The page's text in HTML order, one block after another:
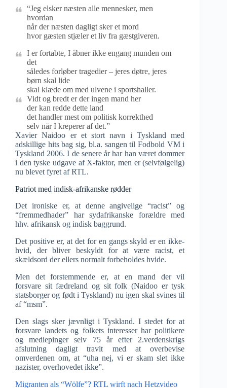
“Jeg elsker næsten alle mennesker, men
hvordan
når der næsten dagligt sker et mord
hvor gæsten stjæler et liv fra gæstgiveren.
I er fortabte, I åbner ikke engang munden om
det
således forløber tragedier – jeres døtre, jeres
børn skal lide
skal klæde om med ulvene i sportshaller.
Vidt og bredt er der ingen mand her
der kan redde dette land
det handler mest om politisk korrekthed
selv når I kreperer af det.”
Xavier Naidoo er et stort navn i Tyskland med
adskillige hits bag sig, bl.a. sangen til Fodbold VM i
Tyskland 2006. I de senere år har han været dommer
i den tyske udgave af X-faktor, men er (selvfølgelig)
nu blevet fyret af RTL.
Patriot med indisk-afrikanske rødder
Det ironiske er, at denne angivelige “racist” og
“fremmedhader” har sydafrikanske forældre med
hhv. afrikansk og indisk baggrund.
Det positive er, at det for en gangs skyld er en ikke-
hvid, der bliver beskyldt for at være racist, et
skældsord der ellers normalt forbeholdes hvide.
Men det forstemmende er, at en mand der vil
forsvare sit fædreland og sit folk (Naidoo er tysk
statsborger og født i Tyskland) nu igen skal svines til
af “msm”.
Den slags sker jævnligt i Tyskland. I stedet for at
forsvare landets og folkets interesser har politikere
og mediepinger selv 75 år efter 2.verdenskrigs
afslutning dagligt travlt med at overbevise
omverdenen om, at “uha nej, vi er skam slet ikke
nazister, overhovedet ikke”.
Migranten als “Wölfe”? RTL wirft nach Hetzvideo